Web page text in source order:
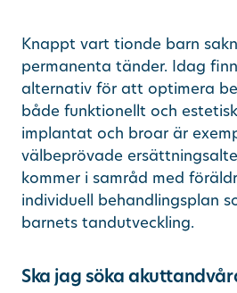
Knappt vart tionde barn
permanenta tänder. Idag
alternativ för att optimera
både funktionellt och
implantat och broar är
välbeprövade
kommer i samråd med
individuell behandlingsplan
barnets tandutveckling.
Ska jag söka